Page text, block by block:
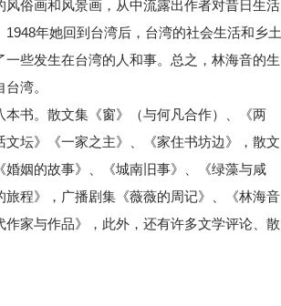
俗画和风景画，从中流露出作者对昔日生活
年她回到台湾后，台湾的社会生活和乡土
些发生在台湾的人和事。总之，林海音的生
湾。
书。散文集《窗》（与何凡合作）、《两
坛》《一家之主》、《家住书坊边》，散文
姻的故事》、《城南旧事》、《绿藻与咸
程》，广播剧集《薇薇的周记》、《林海音
家与作品》，此外，还有许多文学评论、散